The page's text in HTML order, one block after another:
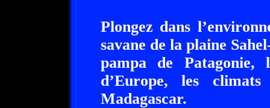
Plongez dans
savane de la plaine
pampa de Patagonie,
d’Europe, les
Madagascar.